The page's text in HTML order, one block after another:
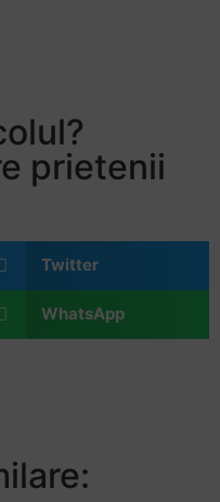
prietenii
Twitter
WhatsApp